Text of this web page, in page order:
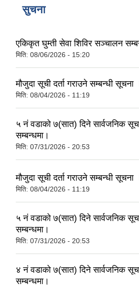
सुचना
एकिकृत घुम्ती सेवा शिविर सञ्‍चालन
मिति: 08/06/2026 - 15:20
मौजुदा सूची दर्ता गराउने सम्बन्धी सूचना
मिति: 08/04/2026 - 11:19
५ नं वडाको ७(सात) दिने सार्वजनिक
सम्बन्धमा।
मिति: 07/31/2026 - 20:53
मौजुदा सूची दर्ता गराउने सम्बन्धी सूचना
मिति: 08/04/2026 - 11:19
५ नं वडाको ७(सात) दिने सार्वजनिक
सम्बन्धमा।
मिति: 07/31/2026 - 20:53
४ नं वडाको ७(सात) दिने सार्वजनिक
सम्बन्धमा।